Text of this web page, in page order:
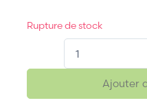
Rupture de stock
Ajouter